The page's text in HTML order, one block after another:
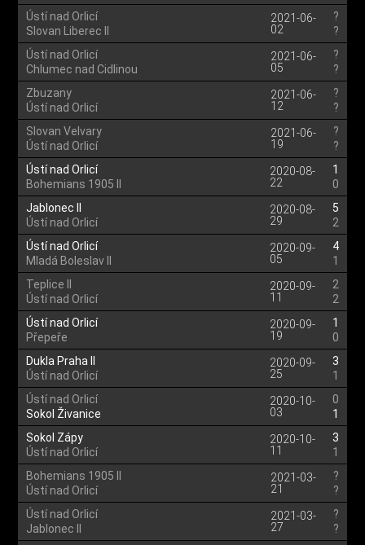
Ústí nad Orlicí
Slovan Liberec II
2021-06-
02
?
?
Ústí nad Orlicí
Chlumec nad Cidlinou
2021-06-
05
?
?
Zbuzany
Ústí nad Orlicí
2021-06-
12
?
?
Slovan Velvary
Ústí nad Orlicí
2021-06-
19
?
?
Ústí nad Orlicí
Bohemians 1905 II
2020-08-
22
1
0
Jablonec II
Ústí nad Orlicí
2020-08-
29
5
2
Ústí nad Orlicí
Mladá Boleslav II
2020-09-
05
4
1
Teplice II
Ústí nad Orlicí
2020-09-
11
2
2
Ústí nad Orlicí
Přepeře
2020-09-
19
1
0
Dukla Praha II
Ústí nad Orlicí
2020-09-
25
3
1
Ústí nad Orlicí
Sokol Živanice
2020-10-
03
0
1
Sokol Zápy
Ústí nad Orlicí
2020-10-
11
3
1
Bohemians 1905 II
Ústí nad Orlicí
2021-03-
21
?
?
Ústí nad Orlicí
Jablonec II
2021-03-
27
?
?